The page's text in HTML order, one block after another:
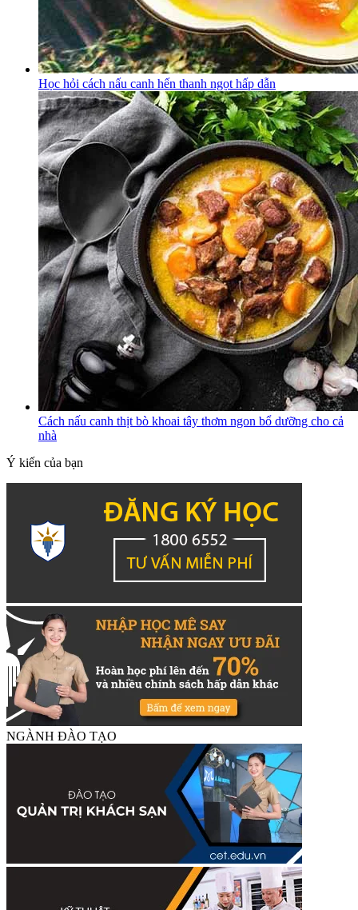
Học hỏi cách nấu canh hến thanh ngọt hấp dẫn
Cách nấu canh thịt bò khoai tây thơm ngon bổ dưỡng cho cả
nhà
Ý kiến của bạn
NGÀNH ĐÀO TẠO